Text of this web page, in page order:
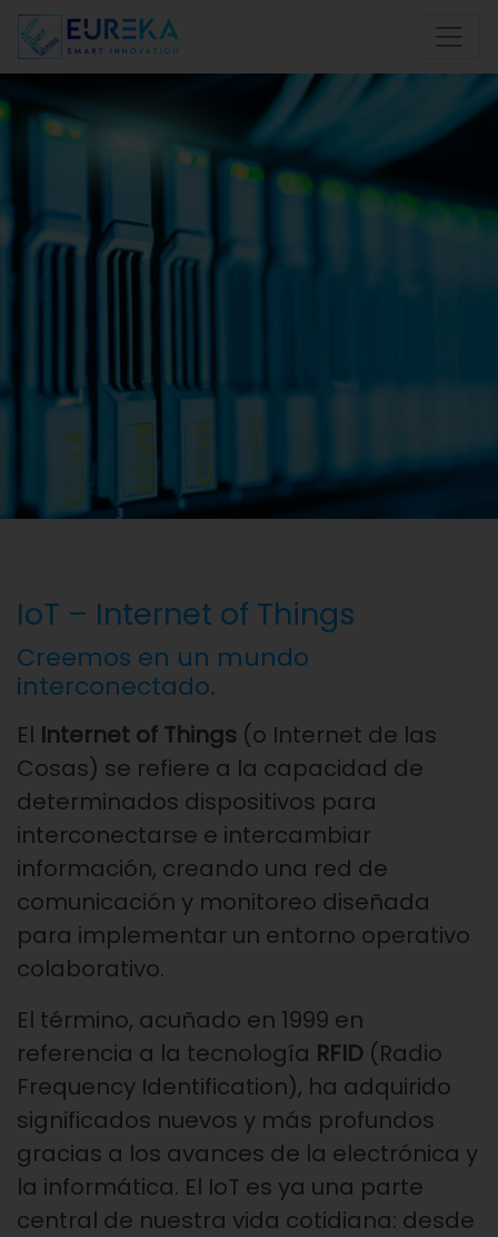
IoT – Internet of Things
Creemos en un mundo
interconectado.
El Internet of Things (o Internet de las
Cosas) se refiere a la capacidad de
determinados dispositivos para
interconectarse e intercambiar
información, creando una red de
comunicación y monitoreo diseñada
para implementar un entorno operativo
colaborativo.
El término, acuñado en 1999 en
referencia a la tecnología RFID (Radio
Frequency Identification), ha adquirido
significados nuevos y más profundos
gracias a los avances de la electrónica y
la informática. El IoT es ya una parte
central de nuestra vida cotidiana: desde